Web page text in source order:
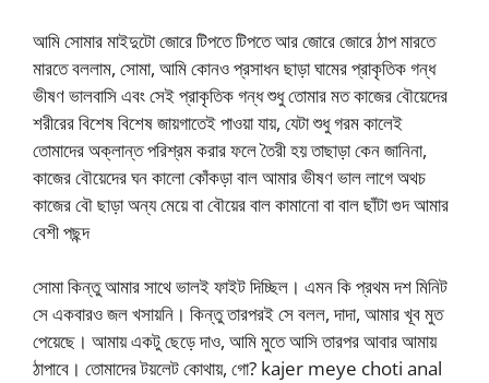
আমি সোমার মাইদুটো জোরে টিপতে টিপতে আর জোরে জোরে ঠাপ মারতে
মারতে বললাম, সোমা, আমি কোনও প্রসাধন ছাড়া ঘামের প্রাকৃতিক গন্ধ
ভীষণ ভালবাসি এবং সেই প্রাকৃতিক গন্ধ শুধু তোমার মত কাজের বৌয়েদের
শরীরের বিশেষ বিশেষ জায়গাতেই পাওয়া যায়, যেটা শুধু গরম কালেই
তোমাদের অক্লান্ত পরিশ্রম করার ফলে তৈরী হয় তাছাড়া কেন জানিনা,
কাজের বৌয়েদের ঘন কালো কোঁকড়া বাল আমার ভীষণ ভাল লাগে অথচ
কাজের বৌ ছাড়া অন্য মেয়ে বা বৌয়ের বাল কামানো বা বাল ছাঁটা গুদ আমার
বেশী পছন্দ
সোমা কিন্তু আমার সাথে ভালই ফাইট দিচ্ছিল। এমন কি প্রথম দশ মিনিট
সে একবারও জল খসায়নি। কিন্তু তারপরই সে বলল, দাদা, আমার খূব মুত
পেয়েছে। আমায় একটু ছেড়ে দাও, আমি মুতে আসি তারপর আবার আমায়
ঠাপাবে। তোমাদের টয়লেট কোথায়, গো? kajer meye choti anal